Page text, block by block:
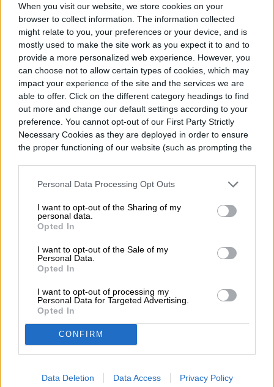
When you visit our website, we store cookies on your
browser to collect information. The information collected
might relate to you, your preferences or your device, and is
mostly used to make the site work as you expect it to and to
provide a more personalized web experience. However, you
can choose not to allow certain types of cookies, which may
impact your experience of the site and the services we are
able to offer. Click on the different category headings to find
out more and change our default settings according to your
preference. You cannot opt-out of our First Party Strictly
Necessary Cookies as they are deployed in order to ensure
the proper functioning of our website (such as prompting the
Personal Data Processing Opt Outs
I want to opt-out of the Sharing of my
personal data.
Opted In
I want to opt-out of the Sale of my
Personal Data.
Opted In
I want to opt-out of processing my
Personal Data for Targeted Advertising.
Opted In
CONFIRM
Data Deletion Data Access Privacy Policy
idiomas, que se agregará a lo largo del
próximo año.
Milenka Peña
Former Digital Trends Contributor
Milenka Peña es periodista, escritora,
productora y conductora de radio y
televisión, nominada a los Premios Emmy
por…
Topics
ElectrodomésticosNoticias
Homepage